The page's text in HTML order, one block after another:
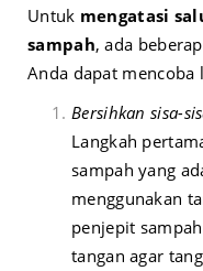
Untuk mengatasi
sampah, ada
Anda dapat mencoba
Bersihkan sisa-
Langkah
sampah yang
menggunakan
penjepit
tangan agar